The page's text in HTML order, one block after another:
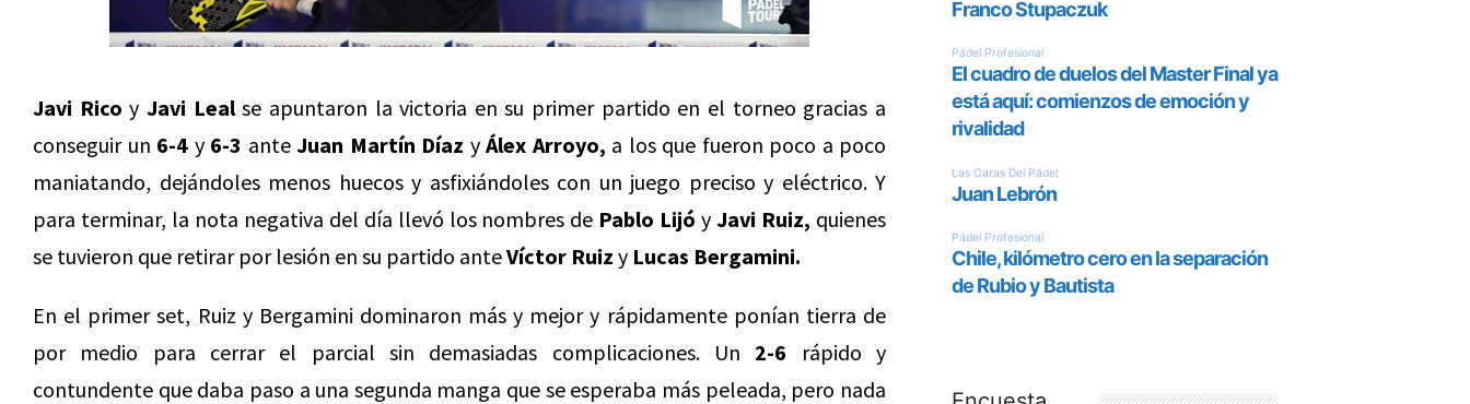
Javi Rico y Javi Lealse apuntaron la victoria en su primer partido en el torneo gracias a
conseguir un 6-4 y 6-3 ante Juan Martín Díaz y Álex Arroyo, a los que fueron poco a poco
maniatando, dejándoles menos huecos y asfixiándoles con un juego preciso y eléctrico. Y
para terminar, la nota negativa del día llevó los nombres de Pablo Lijó yJavi Ruiz, quienes
se tuvieron que retirar por lesión en su partido anteVíctor Ruiz y Lucas Bergamini.
En el primer set, Ruiz y Bergamini dominaron más y mejor y rápidamente ponían tierra de
por medio para cerrar el parcial sin demasiadas complicaciones. Un 2-6 rápido y
contundente que daba paso a una segunda manga que se esperaba más peleada, pero nada